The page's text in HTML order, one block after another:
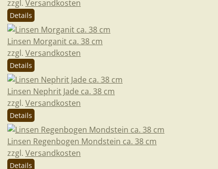
zzgl. Versandkosten
Details
Linsen Morganit ca. 38 cm
zzgl. Versandkosten
Details
Linsen Nephrit Jade ca. 38 cm
zzgl. Versandkosten
Details
Linsen Regenbogen Mondstein ca. 38 cm
zzgl. Versandkosten
Details